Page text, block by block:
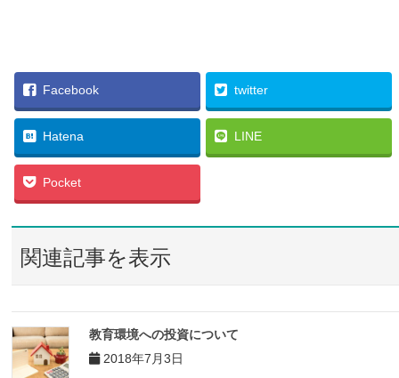
Facebook twitter
Hatena LINE
Pocket
関連記事を表示
教育環境への投資について
2018年7月3日